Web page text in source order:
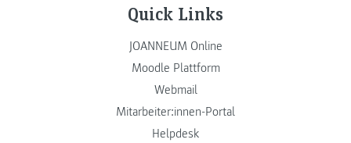
Quick Links
JOANNEUM Online
Moodle Plattform
Webmail
Mitarbeiter:innen-Portal
Helpdesk